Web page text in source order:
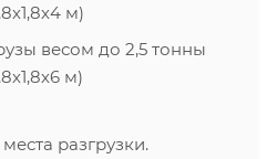
м)
весом до 2,5 тонны
м)
разгрузки.